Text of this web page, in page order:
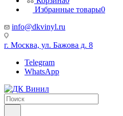
Избранные товары0
info@dkvinyl.ru
г. Москва, ул. Бажова д. 8
Telegram
WhatsApp